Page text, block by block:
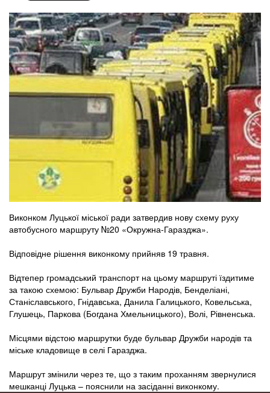
Виконком Луцької міської ради затвердив нову схему руху
автобусного маршруту №20 «Окружна-Гаразджа».
Відповідне рішення виконкому прийняв 19 травня.
Відтепер громадський транспорт на цьому маршруті їздитиме
за такою схемою: Бульвар Дружби Народів, Бенделіані,
Станіславського, Гнідавська, Данила Галицького, Ковельська,
Глушець, Паркова (Богдана Хмельницького), Волі, Рівненська.
Місцями відстою маршрутки буде бульвар Дружби народів та
міське кладовище в селі Гаразджа.
Маршрут змінили через те, що з таким проханням звернулися
мешканці Луцька – пояснили на засіданні виконкому.